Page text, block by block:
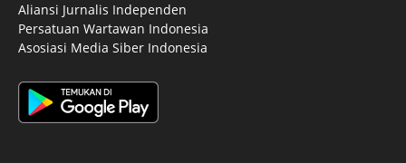
Aliansi Jurnalis Independen
Persatuan Wartawan Indonesia
Asosiasi Media Siber Indonesia